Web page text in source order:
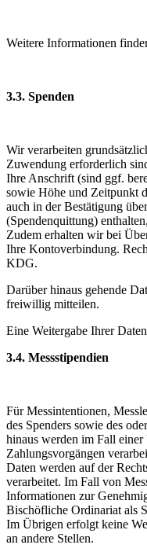
Weitere Informationen
3.3. Spenden
Wir verarbeiten
Zuwendung erforderlich
Ihre Anschrift (sind ggf.
sowie Höhe und Zeitpunkt
auch in der Bestätigung
(Spendenquittung)
Zudem erhalten wir bei
Ihre Kontoverbindung.
KDG.
Darüber hinaus gehende
freiwillig mitteilen.
Eine Weitergabe Ihrer
3.4. Messstipendien
Für Messintentionen,
des Spenders sowie des
hinaus werden im Fall
Zahlungsvorgängen
Daten werden auf der
verarbeitet. Im Fall von
Informationen zur
Bischöfliche Ordinariat als
Im Übrigen erfolgt keine
an andere Stellen.